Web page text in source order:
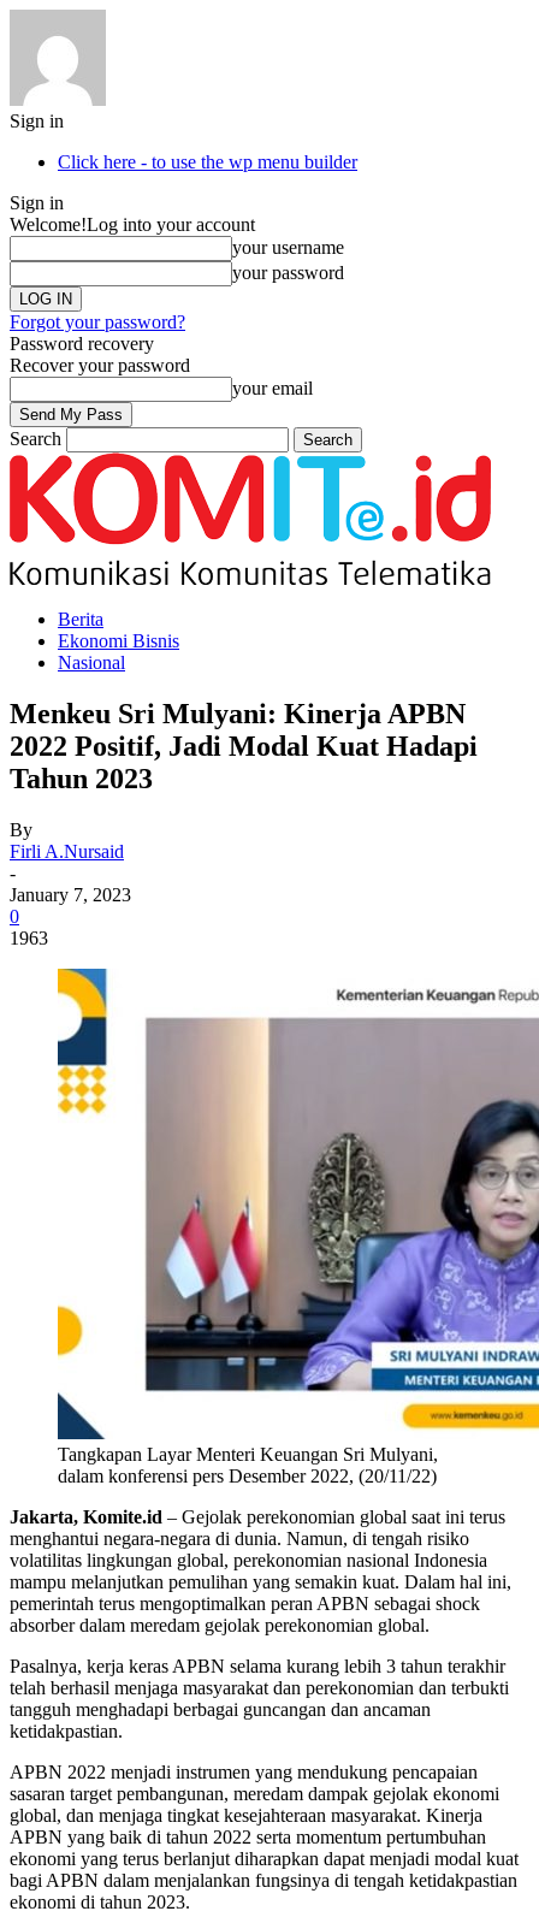
Sign in
Click here - to use the wp menu builder
Sign in
Welcome!Log into your account
your username
your password
Forgot your password?
Password recovery
Recover your password
your email
Search
Berita
Ekonomi Bisnis
Nasional
Menkeu Sri Mulyani: Kinerja APBN
2022 Positif, Jadi Modal Kuat Hadapi
Tahun 2023
By
Firli A.Nursaid
-
January 7, 2023
0
1963
Tangkapan Layar Menteri Keuangan Sri Mulyani,
dalam konferensi pers Desember 2022, (20/11/22)
Jakarta, Komite.id – Gejolak perekonomian global saat ini terus
menghantui negara-negara di dunia. Namun, di tengah risiko
volatilitas lingkungan global, perekonomian nasional Indonesia
mampu melanjutkan pemulihan yang semakin kuat. Dalam hal ini,
pemerintah terus mengoptimalkan peran APBN sebagai shock
absorber dalam meredam gejolak perekonomian global.
Pasalnya, kerja keras APBN selama kurang lebih 3 tahun terakhir
telah berhasil menjaga masyarakat dan perekonomian dan terbukti
tangguh menghadapi berbagai guncangan dan ancaman
ketidakpastian.
APBN 2022 menjadi instrumen yang mendukung pencapaian
sasaran target pembangunan, meredam dampak gejolak ekonomi
global, dan menjaga tingkat kesejahteraan masyarakat. Kinerja
APBN yang baik di tahun 2022 serta momentum pertumbuhan
ekonomi yang terus berlanjut diharapkan dapat menjadi modal kuat
bagi APBN dalam menjalankan fungsinya di tengah ketidakpastian
ekonomi di tahun 2023.